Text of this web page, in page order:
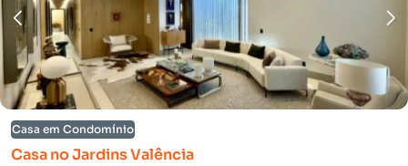
Casa em Condomínio
Casa no Jardins Valência